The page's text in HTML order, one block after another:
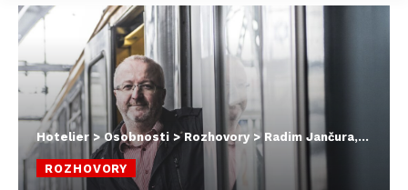
Hotelier > Osobnosti >Rozhovory> Radim Jančura, RegioJet Hotels: Idem vždy vlastnou cestou
ROZHOVORY